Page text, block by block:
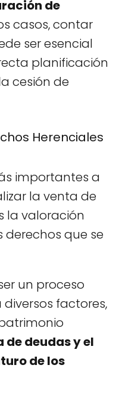
de
casos, contar
ser esencial
planificación
cesión de
Herenciales
importantes a
la venta de
la valoración
que se
un proceso
factores,
de deudas y el
de los